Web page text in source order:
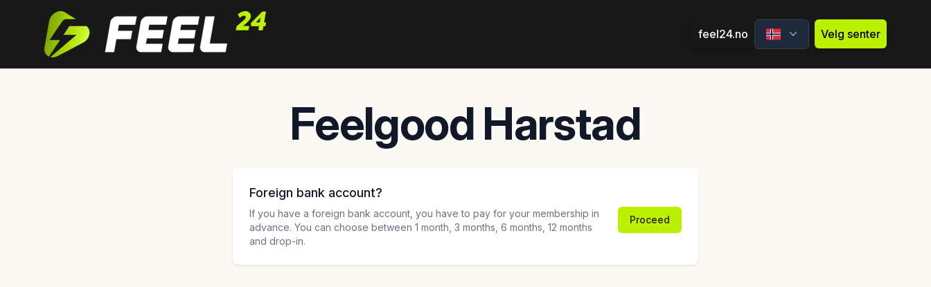
Feel24
feel24.no
Velg senter
Feelgood Harstad
Foreign bank account?
If you have a foreign bank account, you have to pay for your membership in
advance. You can choose between 1 month, 3 months, 6 months, 12 months
and drop-in.
Proceed